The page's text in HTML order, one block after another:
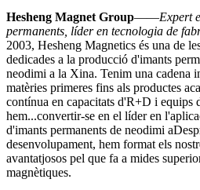
Hesheng Magnet Group——Expert
permanents, líder en tecnologia de
2003, Hesheng Magnetics és una de
dedicades a la producció d'imants
neodimi a la Xina. Tenim una cadena
matèries primeres fins als productes
contínua en capacitats d'R+D i equips
hem...convertir-se en el líder en
d'imants permanents de neodimi a
desenvolupament, hem format els
avantatjosos pel que fa a mides
magnètiques.